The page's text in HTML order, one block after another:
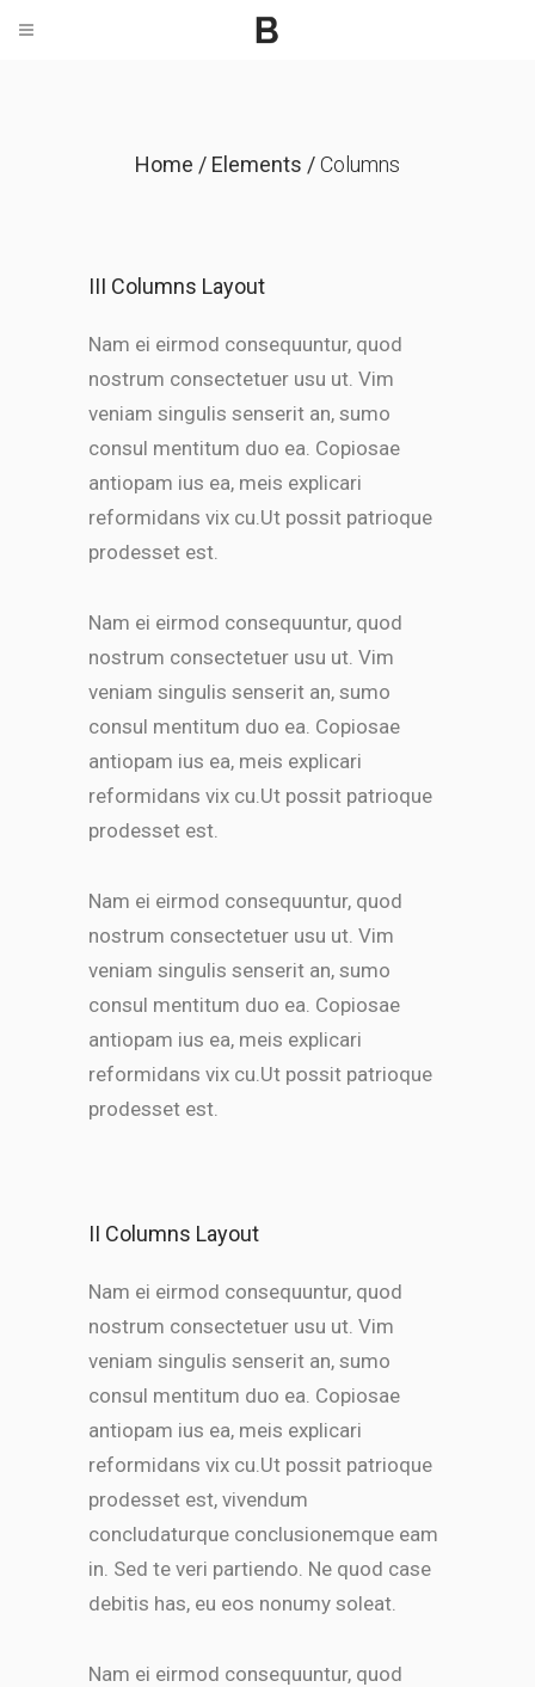
Home / Elements /Columns
III Columns Layout
Nam ei eirmod consequuntur, quod
nostrum consectetuer usu ut. Vim
veniam singulis senserit an, sumo
consul mentitum duo ea. Copiosae
antiopam ius ea, meis explicari
reformidans vix cu.Ut possit patrioque
prodesset est.
Nam ei eirmod consequuntur, quod
nostrum consectetuer usu ut. Vim
veniam singulis senserit an, sumo
consul mentitum duo ea. Copiosae
antiopam ius ea, meis explicari
reformidans vix cu.Ut possit patrioque
prodesset est.
Nam ei eirmod consequuntur, quod
nostrum consectetuer usu ut. Vim
veniam singulis senserit an, sumo
consul mentitum duo ea. Copiosae
antiopam ius ea, meis explicari
reformidans vix cu.Ut possit patrioque
prodesset est.
II Columns Layout
Nam ei eirmod consequuntur, quod
nostrum consectetuer usu ut. Vim
veniam singulis senserit an, sumo
consul mentitum duo ea. Copiosae
antiopam ius ea, meis explicari
reformidans vix cu.Ut possit patrioque
prodesset est, vivendum
concludaturque conclusionemque eam
in. Sed te veri partiendo. Ne quod case
debitis has, eu eos nonumy soleat.
Nam ei eirmod consequuntur, quod